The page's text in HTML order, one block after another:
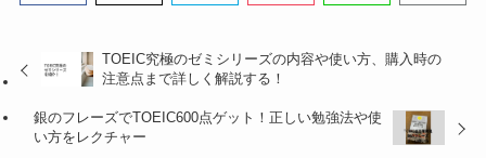
TOEIC究極のゼミシリーズの内容や使い方、購入時の
注意点まで詳しく解説する！
銀のフレーズでTOEIC600点ゲット！正しい勉強法や使
い方をレクチャー